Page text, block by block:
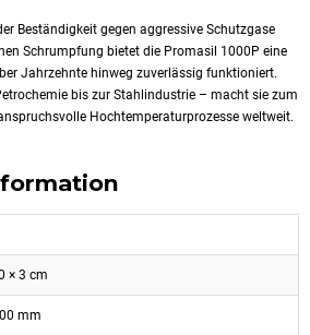
Beständigkeit gegen aggressive Schutzgase
Schrumpfung bietet die Promasil 1000P eine
Jahrzehnte hinweg zuverlässig funktioniert.
bis zur Stahlindustrie – macht sie zum
Hochtemperaturprozesse weltweit.
× 3 cm
mm